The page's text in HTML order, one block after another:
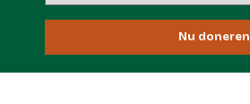
Nu doneren